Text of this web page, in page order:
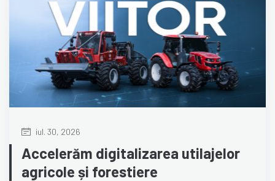
iul. 30, 2026
Accelerăm digitalizarea utilajelor
agricole și forestiere